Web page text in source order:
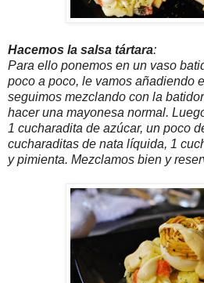
Hacemos la salsa tártara:
Para ello ponemos en un vaso
poco a poco, le vamos añadiendo
seguimos mezclando con la
hacer una mayonesa normal.
1 cucharadita de azúcar, un poco
cucharaditas de nata líquida, 1
y pimienta. Mezclamos bien y